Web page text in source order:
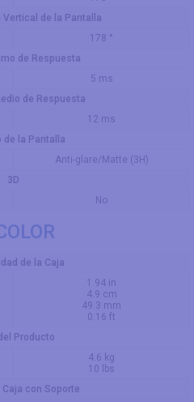
de la Pantalla
178 °
de Respuesta
5 ms
de Respuesta
12 ms
de la Pantalla
Anti-glare/Matte (3H)
3D
No
de la Caja
1.94 in
4.9 cm
49.3 mm
0.16 ft
Producto
4.6 kg
10 lbs
con Soporte